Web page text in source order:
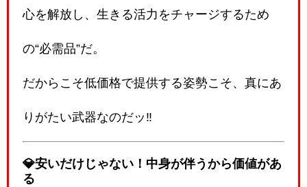
心を解放し、生きる活力をチャージするため
の“必需品”だ。
だからこそ低価格で提供する姿勢こそ、真にあ
りがたい武器なのだッ‼️
💎安いだけじゃない！中身が伴うから価値があ
る